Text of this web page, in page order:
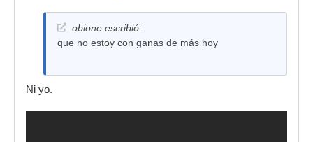
obione escribió:
que no estoy con ganas de más hoy
Ni yo.